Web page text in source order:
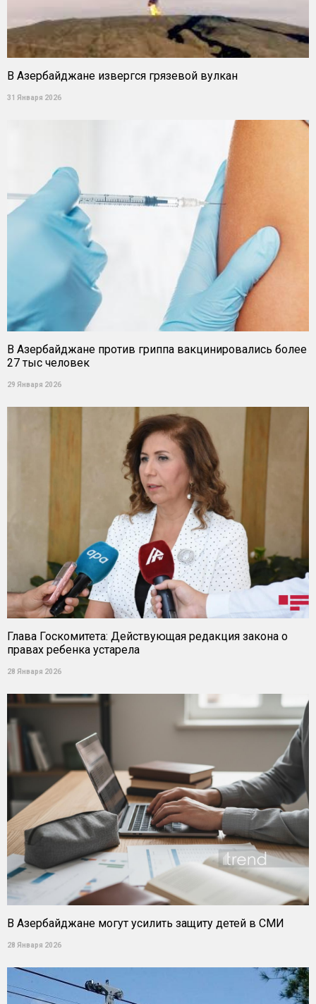
В Азербайджане извергся грязевой вулкан
31 Января 2026
В Азербайджане против гриппа вакцинировались более
27 тыс человек
29 Января 2026
Глава Госкомитета: Действующая редакция закона о
правах ребенка устарела
28 Января 2026
В Азербайджане могут усилить защиту детей в СМИ
28 Января 2026